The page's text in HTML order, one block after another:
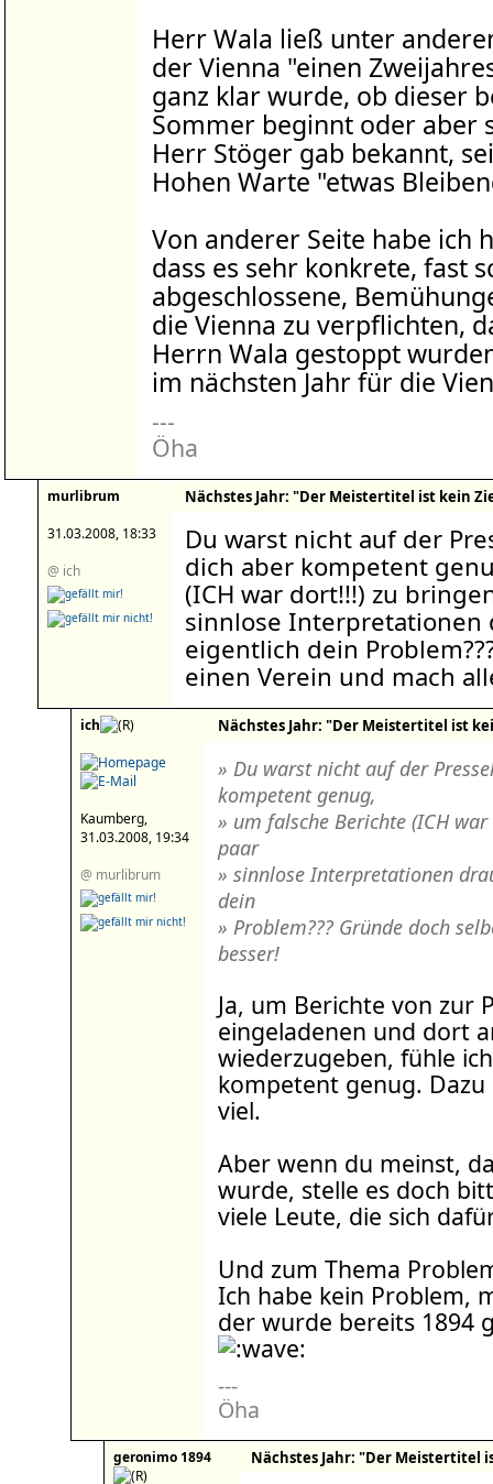
Herr Wala ließ unter
der Vienna "einen
ganz klar wurde, ob dieser
Sommer beginnt oder aber
Herr Stöger gab bekannt,
Hohen Warte "etwas
Von anderer Seite habe ich
dass es sehr konkrete, fast
abgeschlossene,
die Vienna zu verpflichten,
Herrn Wala gestoppt
im nächsten Jahr für die
---
Öha
murlibrum
31.03.2008, 18:33
@ ich
Nächstes Jahr: "Der Meistertitel ist kein
Du warst nicht auf der
dich aber kompetent
(ICH war dort!!!) zu
sinnlose Interpretationen
eigentlich dein
einen Verein und mach
ich
Kaumberg,
31.03.2008, 19:34
@ murlibrum
Nächstes Jahr: "Der Meistertitel ist
» Du warst nicht auf der
kompetent genug,
» um falsche Berichte (ICH
paar
» sinnlose Interpretationen
dein
» Problem??? Gründe doch
besser!
Ja, um Berichte von zur
eingeladenen und dort
wiederzugeben, fühle
kompetent genug.
viel.
Aber wenn du meinst,
wurde, stelle es doch
viele Leute, die sich
Und zum Thema
Ich habe kein Problem,
der wurde bereits 1894
---
Öha
geronimo 1894 Nächstes Jahr: "Der Meistertitel